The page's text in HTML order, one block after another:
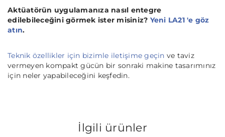
Aktüatörün uygulamanıza nasıl entegre
edilebileceğini görmek ister misiniz? Yeni LA21 'e göz
atın.
Teknik özellikler için bizimle iletişime geçin ve taviz
vermeyen kompakt gücün bir sonraki makine tasarımınız
için neler yapabileceğini keşfedin.
İlgili ürünler